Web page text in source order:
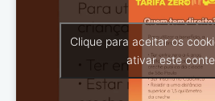
Clique para aceitar os
ativar este